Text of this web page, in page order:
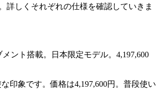
詳しくそれぞれの仕様を確認していきま
ント搭載。日本限定モデル。4,197,600
印象です。価格は4,197,600円。普段使い